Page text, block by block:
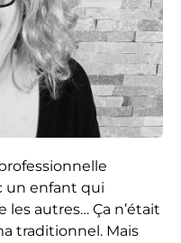
un enfant qui
autres… Ça n’était
traditionnel. Mais